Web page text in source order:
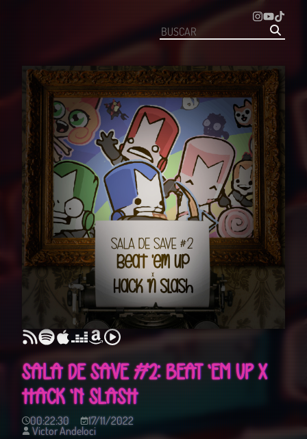
SALA DE SAVE #2: BEAT ‘EM UP X
HACK ‘N SLASH
00:22:30 17/11/2022
Victor Andeloci